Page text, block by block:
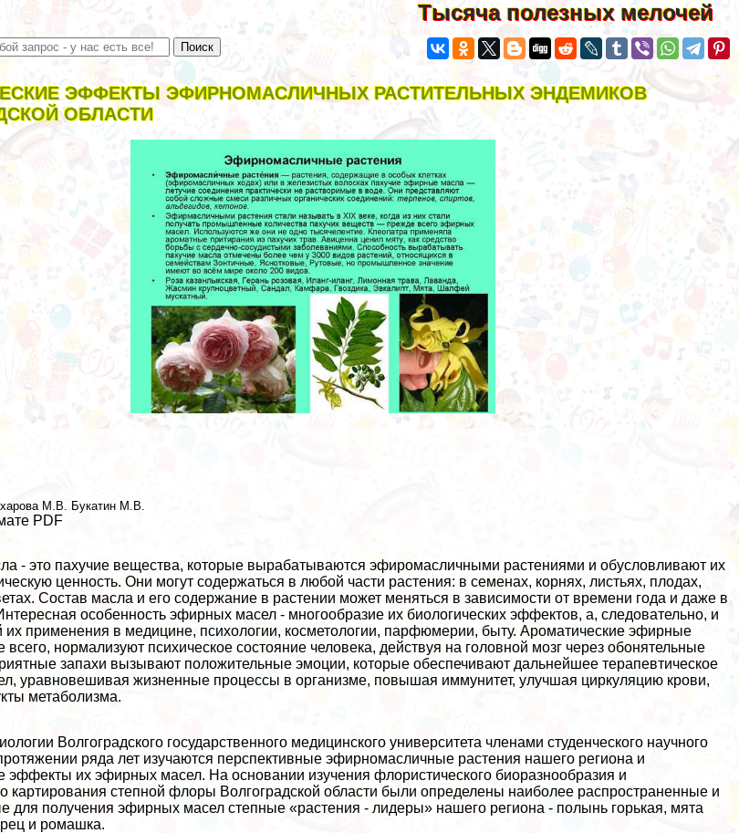
Тысяча полезных мелочей
ЭФФЕКТЫ ЭФИРНОМАСЛИЧНЫХ РАСТИТЕЛЬНЫХ ЭНДЕМИКОВ
ОБЛАСТИ
М.В. Букатин М.В.
PDF
- это пахучие вещества, которые выpaбатываются эфиромасличными растениями и обусловливают их
ценность. Они могут содержаться в любой части растения: в семенах, корнях, листьях, плодах,
Состав масла и его содержание в растении может меняться в зависимости от времени года и даже в
особенность эфирных масел - многообразие их биологических эффектов, а, следовательно, и
их применения в медицине, психологии, косметологии, парфюмерии, быту. Ароматические эфирные
нормализуют психическое состояние человека, действуя на головной мозг через обонятельные
запахи вызывают положительные эмоции, которые обеспечивают дальнейшее терапевтическое
уравновешивая жизненные процессы в организме, повышая иммунитет, улучшая циркуляцию крови,
метаболизма.
Волгоградского государственного медицинского университета члeнами студенческого научного
ряда лет изучаются перспективные эфирномасличные растения нашего региона и
эффекты их эфирных масел. На основании изучения флористического биоразнообразия и
картирования степной флоры Волгоградской области были определены наиболее распространенные и
для получения эфирных масел степные «растения - лидеры» нашего региона - полынь горькая, мята
и ромашка.